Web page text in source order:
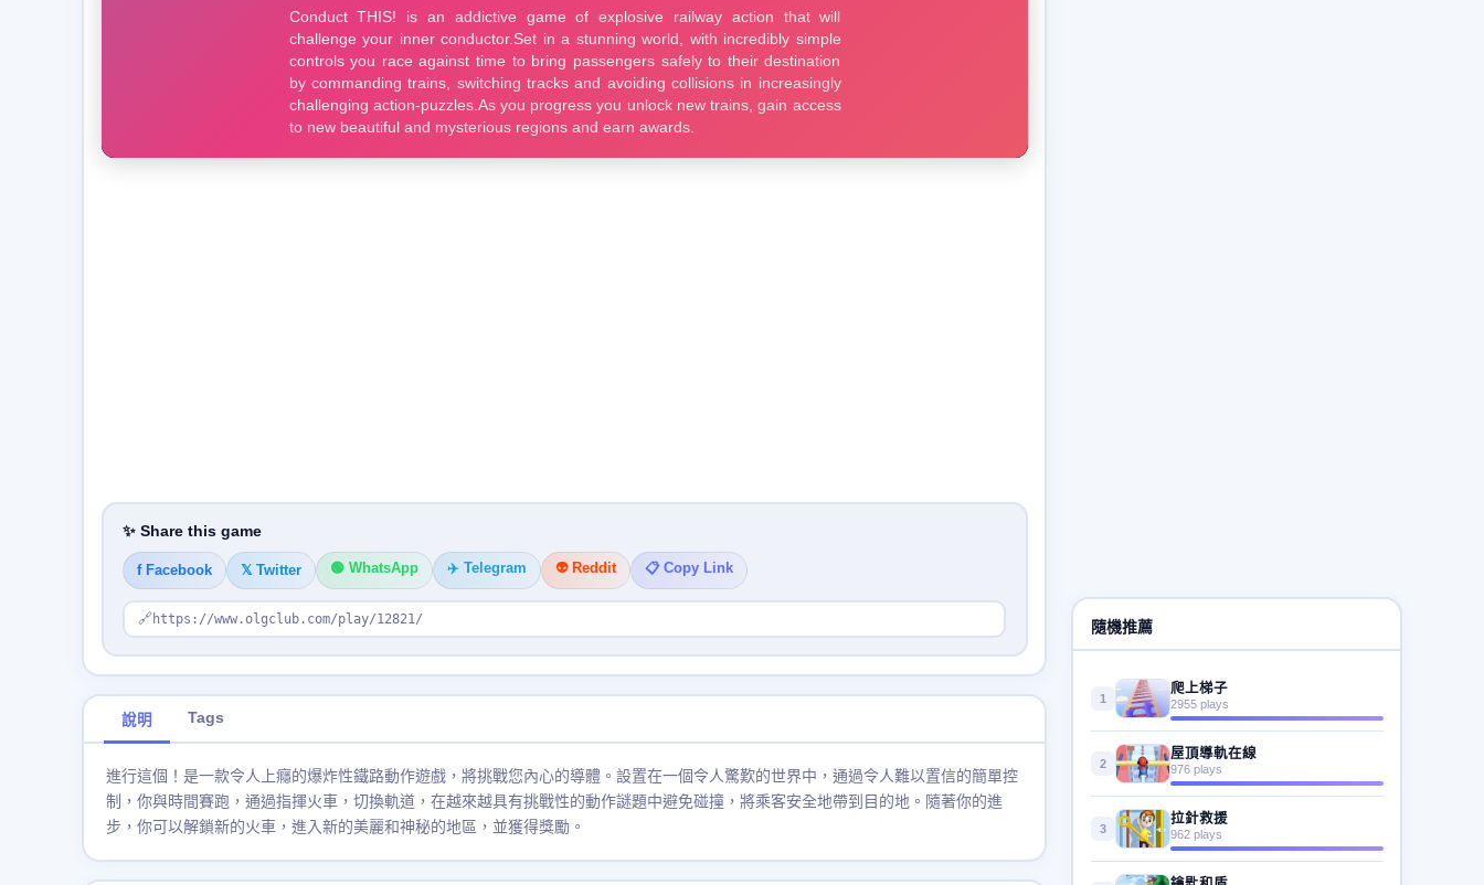
✨ Share this game
f Facebook 𝕏 Twitter 🟢 WhatsApp ✈️ Telegram 👽 Reddit 📋 Copy Link
🔗 https://www.olgclub.com/play/12821/
說明 Tags
進行這個！是一款令人上癮的爆炸性鐵路動作遊戲，將挑戰您內心的導體。設置在一個令人驚歎的世界中，通過令人難以置信的簡單控
制，你與時間賽跑，通過指揮火車，切換軌道，在越來越具有挑戰性的動作謎題中避免碰撞，將乘客安全地帶到目的地。隨著你的進
步，你可以解鎖新的火車，進入新的美麗和神秘的地區，並獲得獎勵。
隨機推薦
1
爬上梯子
2955 plays
2
屋頂導軌在線
976 plays
3
拉針救援
962 plays